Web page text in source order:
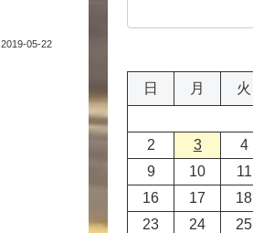
2019-05-22
日
月 火
2
3 4
9
10 11
16
17 18
23
24 25